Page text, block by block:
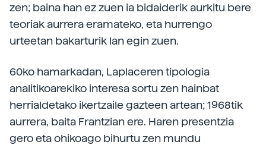
zen; baina han ez zuen ia bidaiderik aurkitu bere
teoriak aurrera eramateko, eta hurrengo
urteetan bakarturik lan egin zuen.
60ko hamarkadan, Laplaceren tipologia
analitikoarekiko interesa sortu zen hainbat
herrialdetako ikertzaile gazteen artean; 1968tik
aurrera, baita Frantzian ere. Haren presentzia
gero eta ohikoago bihurtu zen mundu